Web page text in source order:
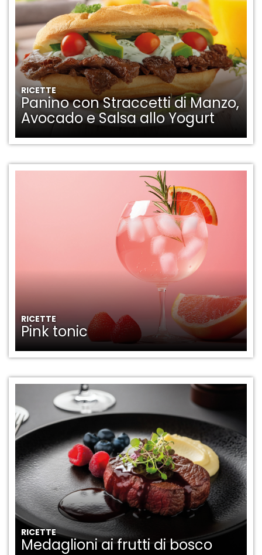
RICETTE
Panino con Straccetti di Manzo,
Avocado e Salsa allo Yogurt
RICETTE
Pink tonic
RICETTE
Medaglioni ai frutti di bosco